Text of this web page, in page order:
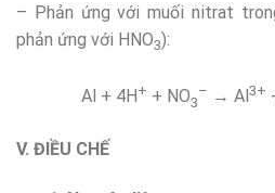
– Phản ứng với muối nitrat
phản ứng với HNO3):
Al + 4H + + NO3
– → Al 3+
V. ĐIỀU CHẾ